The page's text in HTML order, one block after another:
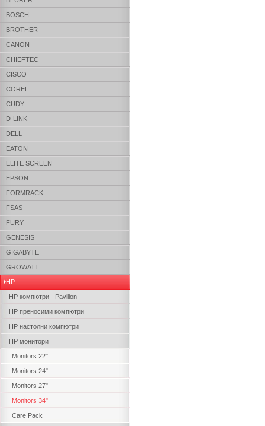
BOSCH
BROTHER
CANON
CHIEFTEC
CISCO
COREL
CUDY
D-LINK
DELL
EATON
ELITE SCREEN
EPSON
FORMRACK
FSAS
FURY
GENESIS
GIGABYTE
GROWATT
HP
HP компютри - Pavilion
HP преносими компютри
HP настолни компютри
HP монитори
Monitors 22"
Monitors 24"
Monitors 27"
Monitors 34"
Care Pack